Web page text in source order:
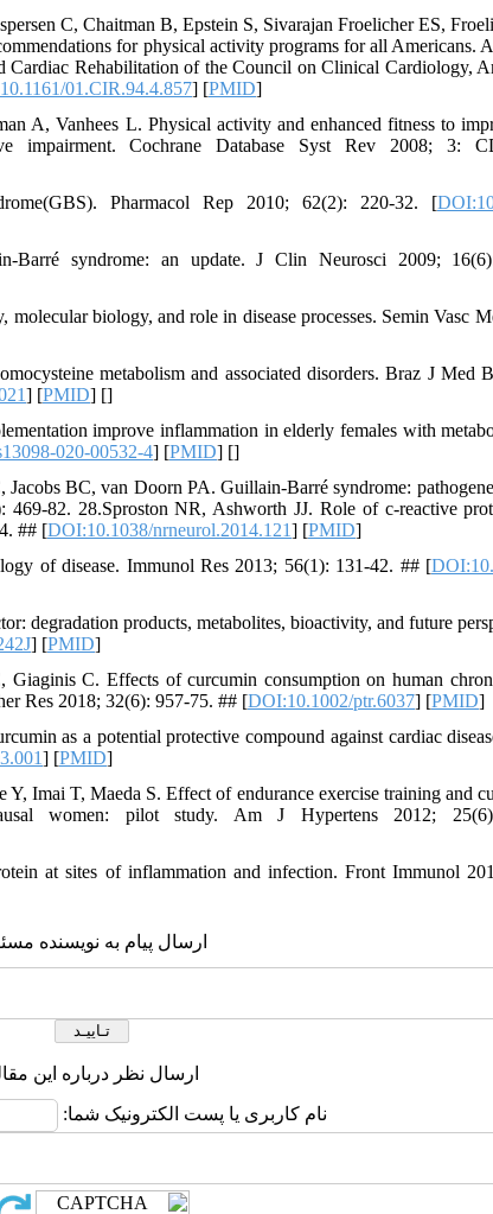
C, Chaitman B, Epstein S, Sivarajan Froelicher ES,
for physical activity programs for all Americans.
Cardiac Rehabilitation of the Council on Clinical Cardiology,
01.CIR.94.4.857] [PMID]
A, Vanhees L. Physical activity and enhanced fitness to
impairment. Cochrane Database Syst Rev 2008; 3:
Pharmacol Rep 2010; 62(2): 220-32. [
syndrome: an update. J Clin Neurosci 2009;
biology, and role in disease processes. Semin Vasc
metabolism and associated disorders. Braz J Med
] [PMID] []
improve inflammation in elderly females with
020-00532-4] [PMID] []
BC, van Doorn PA. Guillain-Barré syndrome:
82. 28.Sproston NR, Ashworth JJ. Role of c-reactive
## [DOI:10.1038/nrneurol.2014.121] [PMID]
of disease. Immunol Res 2013; 56(1): 131-42. ## [
degradation products, metabolites, bioactivity, and future
] [PMID]
C. Effects of curcumin consumption on human
Res 2018; 32(6): 957-75. ## [DOI:10.1002/ptr.6037] [PMID]
as a potential protective compound against cardiac
] [PMID]
Imai T, Maeda S. Effect of endurance exercise training and
women: pilot study. Am J Hypertens 2012;
at sites of inflammation and infection. Front Immunol
ارسال پیام به نویسنده
ارسال نظر درباره این
نام کاربری یا پست الکترونیک شما: